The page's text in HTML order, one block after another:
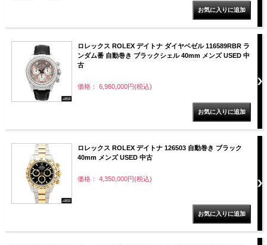
ロレックス ROLEX デイトナ ダイヤベゼル 116589RBR ラ
ンダム番 自動巻き ブラックシェル 40mm メンズ USED 中
古
価格： 6,980,000円(税込)
ロレックス ROLEX デイトナ 126503 自動巻き ブラック
40mm メンズ USED 中古
価格： 4,350,000円(税込)